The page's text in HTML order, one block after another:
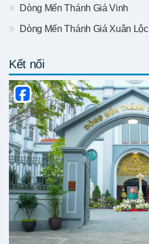
Dòng Mến Thánh Giá Vinh
Dòng Mến Thánh Giá Xuân Lộc
Kết nối